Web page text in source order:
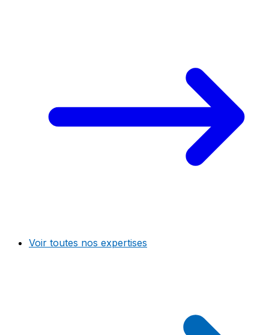
Voir toutes nos expertises